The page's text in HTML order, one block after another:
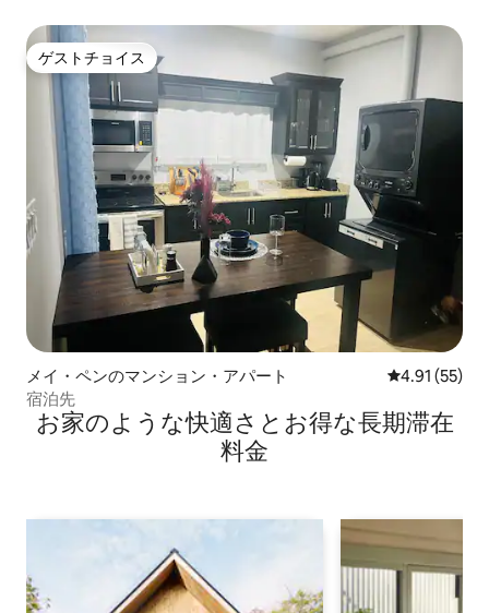
ゲストチョイス
ゲストチョイス
メイ・ペンのマンション・アパート レビュー55
4.91 (55)
宿泊先
お家のような快⁠適⁠さ⁠とお⁠得⁠な長⁠期⁠滞⁠在
料⁠金